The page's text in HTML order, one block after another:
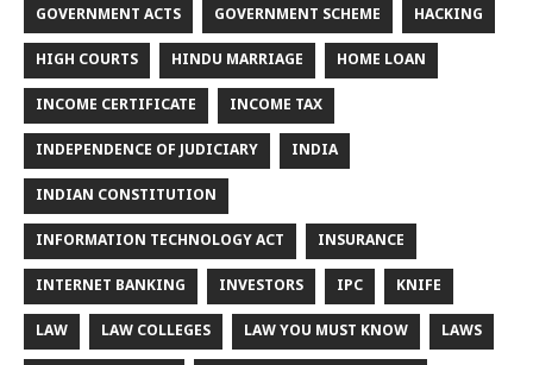
GOVERNMENT ACTS GOVERNMENT SCHEME HACKING
HIGH COURTS HINDU MARRIAGE HOME LOAN
INCOME CERTIFICATE INCOME TAX
INDEPENDENCE OF JUDICIARY INDIA
INDIAN CONSTITUTION
INFORMATION TECHNOLOGY ACT INSURANCE
INTERNET BANKING INVESTORS IPC KNIFE
LAW LAW COLLEGES LAW YOU MUST KNOW LAWS